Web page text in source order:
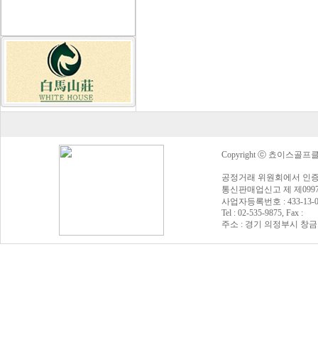
Copyright ⓒ 쵸이스골프
공정거래 위원회에서 인
통신판매업신고 제 제
사업자등록번호 : 433-
Tel : 02-535-9875, Fax :
주소 : 경기 의정부시 창